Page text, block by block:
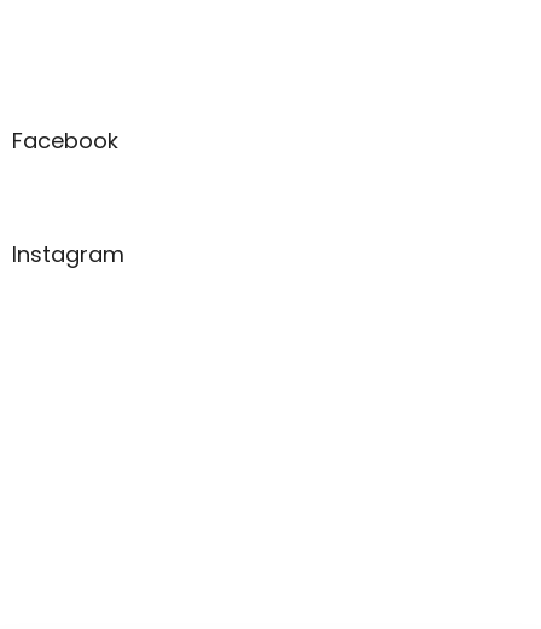
Facebook
Instagram